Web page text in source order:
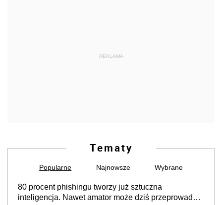
REKLAMA
Tematy
Popularne Najnowsze Wybrane
80 procent phishingu tworzy już sztuczna
inteligencja. Nawet amator może dziś przeprowadzić